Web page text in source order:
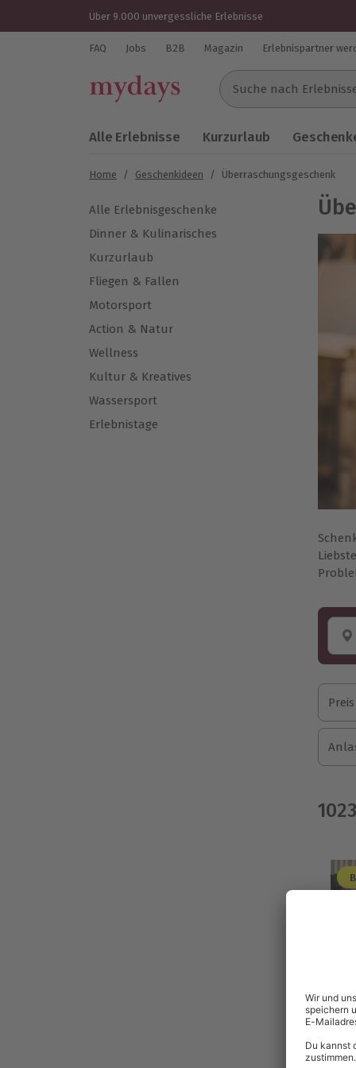
Über 9.000 unvergessliche Erlebnisse
FAQ Jobs B2B Magazin Erlebnispartner
Suche nach
Alle Erlebnisse Kurzurlaub
Home / Geschenkideen / Überraschungsgeschenk
Alle Erlebnisgeschenke
Dinner & Kulinarisches
Kurzurlaub
Fliegen & Fallen
Motorsport
Action & Natur
Wellness
Kultur & Kreatives
Wassersport
Erlebnistage
Preis